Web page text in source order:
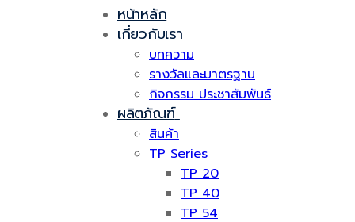
หน้าหลัก
เกี่ยวกับเรา
บทความ
รางวัลและมาตรฐาน
กิจกรรม ประชาสัมพันธ์
ผลิตภัณฑ์
สินค้า
TP Series
TP 20
TP 40
TP 54